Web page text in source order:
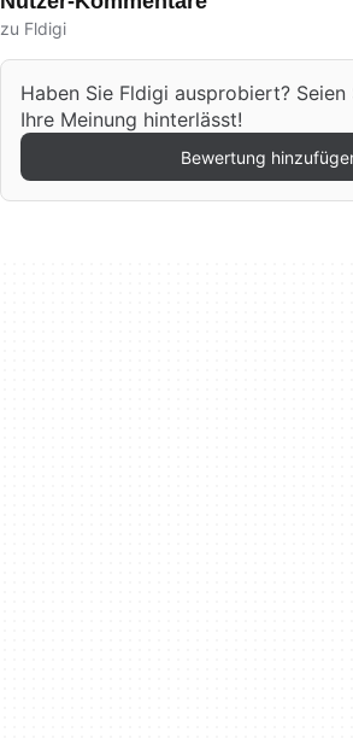
zu Fldigi
Haben Sie Fldigi ausprobiert?
Ihre Meinung hinterlässt!
Bewertung